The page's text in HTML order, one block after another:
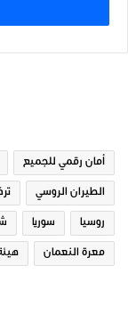
أمان رقمي للجميع
الطيران الروسي
روسيا سوريا
معرة النعمان